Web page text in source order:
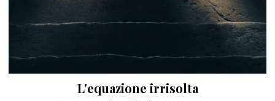
L'equazione irrisolta